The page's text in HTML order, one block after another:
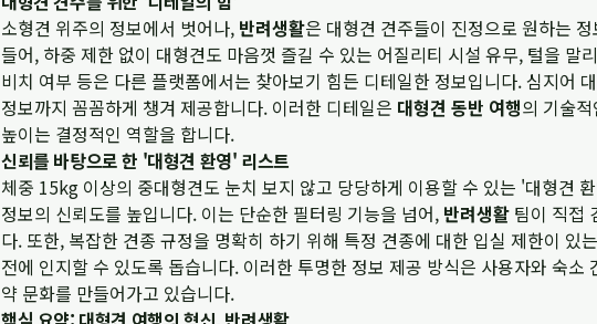
소형견 위주의 정보에서 벗어나, 반려생활은 대형견 견주들이 진정으로 원하는
들어, 하중 제한 없이 대형견도 마음껏 즐길 수 있는 어질리티 시설 유무, 털을 말
비치 여부 등은 다른 플랫폼에서는 찾아보기 힘든 디테일한 정보입니다. 심지어
정보까지 꼼꼼하게 챙겨 제공합니다. 이러한 디테일은 대형견 동반 여행의 기술
높이는 결정적인 역할을 합니다.
신뢰를 바탕으로 한 '대형견 환영' 리스트
체중 15kg 이상의 중대형견도 눈치 보지 않고 당당하게 이용할 수 있는 '대형견
정보의 신뢰도를 높입니다. 이는 단순한 필터링 기능을 넘어, 반려생활 팀이 직접
다. 또한, 복잡한 견종 규정을 명확히 하기 위해 특정 견종에 대한 입실 제한이 있
전에 인지할 수 있도록 돕습니다. 이러한 투명한 정보 제공 방식은 사용자와 숙소
약 문화를 만들어가고 있습니다.